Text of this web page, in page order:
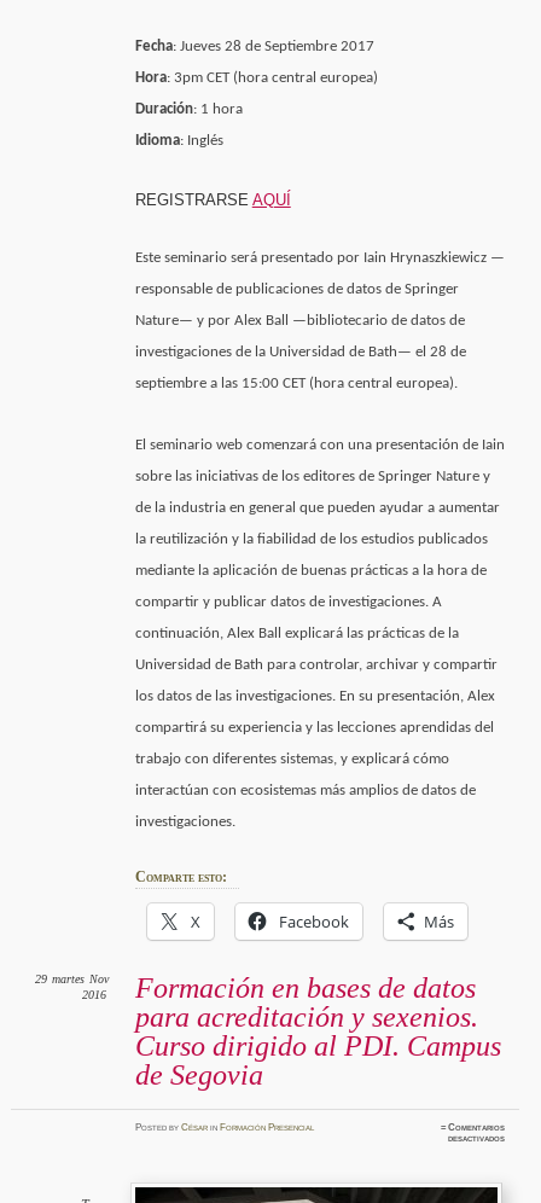
Fecha: Jueves 28 de Septiembre 2017
Hora: 3pm CET (hora central europea)
Duración: 1 hora
Idioma: Inglés
REGISTRARSE AQUÍ
Este seminario será presentado por Iain Hrynaszkiewicz —
responsable de publicaciones de datos de Springer
Nature— y por Alex Ball —bibliotecario de datos de
investigaciones de la Universidad de Bath— el 28 de
septiembre a las 15:00 CET (hora central europea).
El seminario web comenzará con una presentación de Iain
sobre las iniciativas de los editores de Springer Nature y
de la industria en general que pueden ayudar a aumentar
la reutilización y la fiabilidad de los estudios publicados
mediante la aplicación de buenas prácticas a la hora de
compartir y publicar datos de investigaciones. A
continuación, Alex Ball explicará las prácticas de la
Universidad de Bath para controlar, archivar y compartir
los datos de las investigaciones. En su presentación, Alex
compartirá su experiencia y las lecciones aprendidas del
trabajo con diferentes sistemas, y explicará cómo
interactúan con ecosistemas más amplios de datos de
investigaciones.
Comparte esto:
X Facebook Más
Formación en bases de datos
para acreditación y sexenios.
Curso dirigido al PDI. Campus
de Segovia
29 martes Nov
2016
PostedbyCésar in Formación Presencial ≈Comentarios
desactivadosen